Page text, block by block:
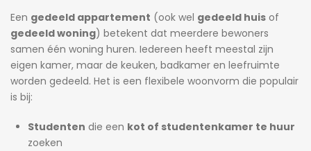
Een gedeeld appartement (ook wel gedeeld huis of
gedeeld woning) betekent dat meerdere bewoners
samen één woning huren. Iedereen heeft meestal zijn
eigen kamer, maar de keuken, badkamer en leefruimte
worden gedeeld. Het is een flexibele woonvorm die populair
is bij:
Studenten die een kot of studentenkamer te huur
zoeken